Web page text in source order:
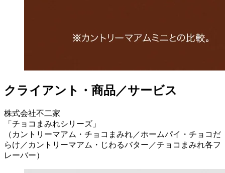
クライアント・商品／サービス
株式会社不二家
「チョコまみれシリーズ」
（カントリーマアム・チョコまみれ／ホームパイ・チョコだ
らけ／カントリーマアム・じわるバター／チョコまみれ各フ
レーバー）